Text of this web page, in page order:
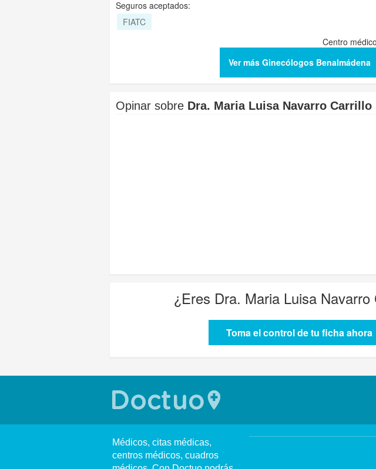
Seguros aceptados:
FIATC
Centro
Ver más Ginecólogos Benalmádena
Opinar sobre Dra. Maria Luisa Navarro Carrillo
¿Eres Dra. Maria Luisa Navarro
Toma el control de tu ficha ahora
Médicos, citas médicas,
centros médicos, cuadros